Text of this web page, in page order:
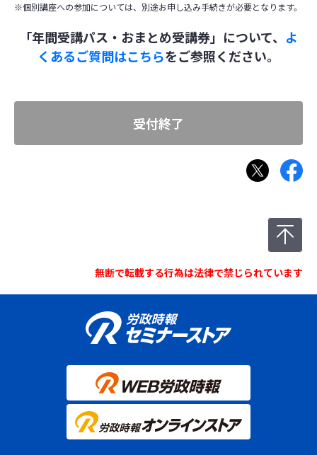
※個別講座への参加については、別途お申し込み手続きが必要となります。
「年間受講パス・おまとめ受講券」について、 よ
くあるご質問はこちらをご参照ください。
受付終了
無断で転載する行為は法律で禁じられています